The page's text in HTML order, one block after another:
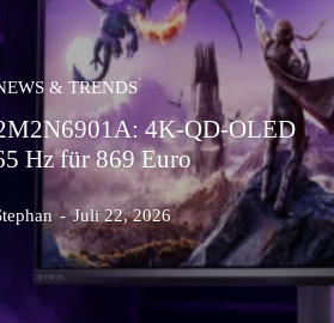
& TRENDS
4K-QD-OLED
Hz für 869 Euro
- Juli 22, 2026